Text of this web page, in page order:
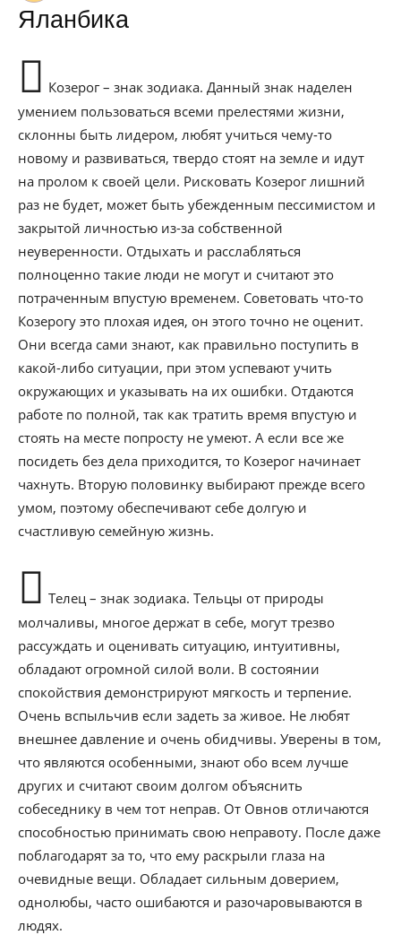
Яланбика
Козерог – знак зодиака. Данный знак наделен
умением пользоваться всеми прелестями жизни,
склонны быть лидером, любят учиться чему-то
новому и развиваться, твердо стоят на земле и идут
на пролом к своей цели. Рисковать Козерог лишний
раз не будет, может быть убежденным пессимистом и
закрытой личностью из-за собственной
неуверенности. Отдыхать и расслабляться
полноценно такие люди не могут и считают это
потраченным впустую временем. Советовать что-то
Козерогу это плохая идея, он этого точно не оценит.
Они всегда сами знают, как правильно поступить в
какой-либо ситуации, при этом успевают учить
окружающих и указывать на их ошибки. Отдаются
работе по полной, так как тратить время впустую и
стоять на месте попросту не умеют. А если все же
посидеть без дела приходится, то Козерог начинает
чахнуть. Вторую половинку выбирают прежде всего
умом, поэтому обеспечивают себе долгую и
счастливую семейную жизнь.
Телец – знак зодиака. Тельцы от природы
молчаливы, многое держат в себе, могут трезво
рассуждать и оценивать ситуацию, интуитивны,
обладают огромной силой воли. В состоянии
спокойствия демонстрируют мягкость и терпение.
Очень вспыльчив если задеть за живое. Не любят
внешнее давление и очень обидчивы. Уверены в том,
что являются особенными, знают обо всем лучше
других и считают своим долгом объяснить
собеседнику в чем тот неправ. От Овнов отличаются
способностью принимать свою неправоту. После даже
поблагодарят за то, что ему раскрыли глаза на
очевидные вещи. Обладает сильным доверием,
однолюбы, часто ошибаются и разочаровываются в
людях.